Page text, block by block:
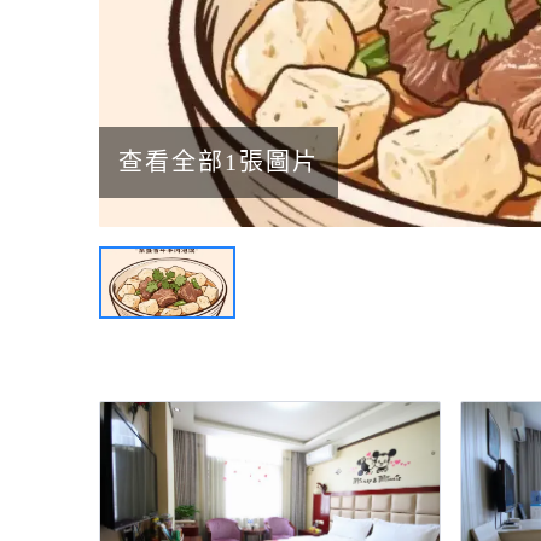
查看全部1張圖片